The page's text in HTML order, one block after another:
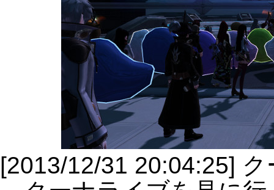
[2013/12/31 20:04:25]